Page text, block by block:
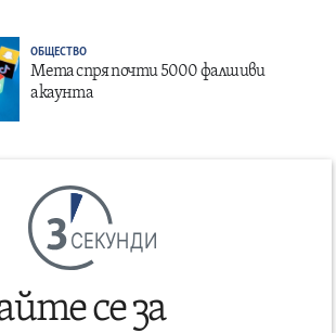
ОБЩЕСТВО
Мета спря почти 5000 фалшиви
акаунта
СЕКУНДИ
се за